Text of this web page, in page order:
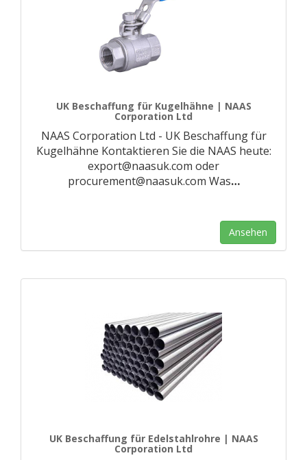
UK Beschaffung für Kugelhähne | NAAS
Corporation Ltd
NAAS Corporation Ltd - UK Beschaffung für
Kugelhähne Kontaktieren Sie die NAAS heute:
export@naasuk.com oder
procurement@naasuk.com Was…
Ansehen
UK Beschaffung für Edelstahlrohre | NAAS
Corporation Ltd